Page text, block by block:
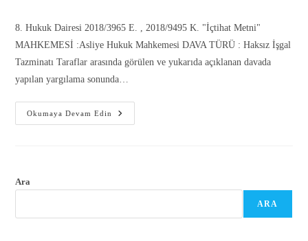
8. Hukuk Dairesi 2018/3965 E. , 2018/9495 K. "İçtihat Metni"
MAHKEMESİ :Asliye Hukuk Mahkemesi DAVA TÜRÜ : Haksız İşgal
Tazminatı Taraflar arasında görülen ve yukarıda açıklanan davada
yapılan yargılama sonunda…
Okumaya Devam Edin
Ara
ARA